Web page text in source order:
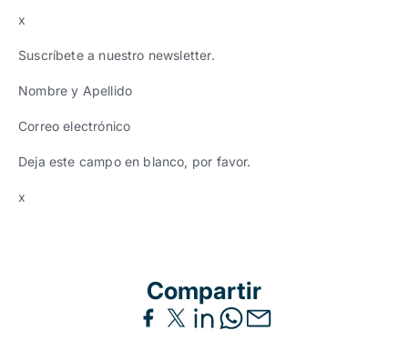
x
Suscríbete a nuestro newsletter.
Nombre y Apellido
Correo electrónico
Deja este campo en blanco, por favor.
x
Compartir